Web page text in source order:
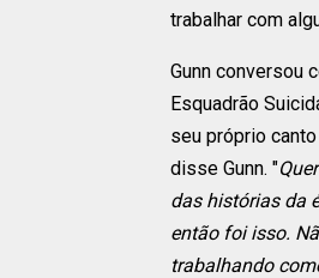
trabalhar com
Gunn conversou
Esquadrão
seu próprio
disse Gunn. "
das histórias da
então foi isso.
trabalhando